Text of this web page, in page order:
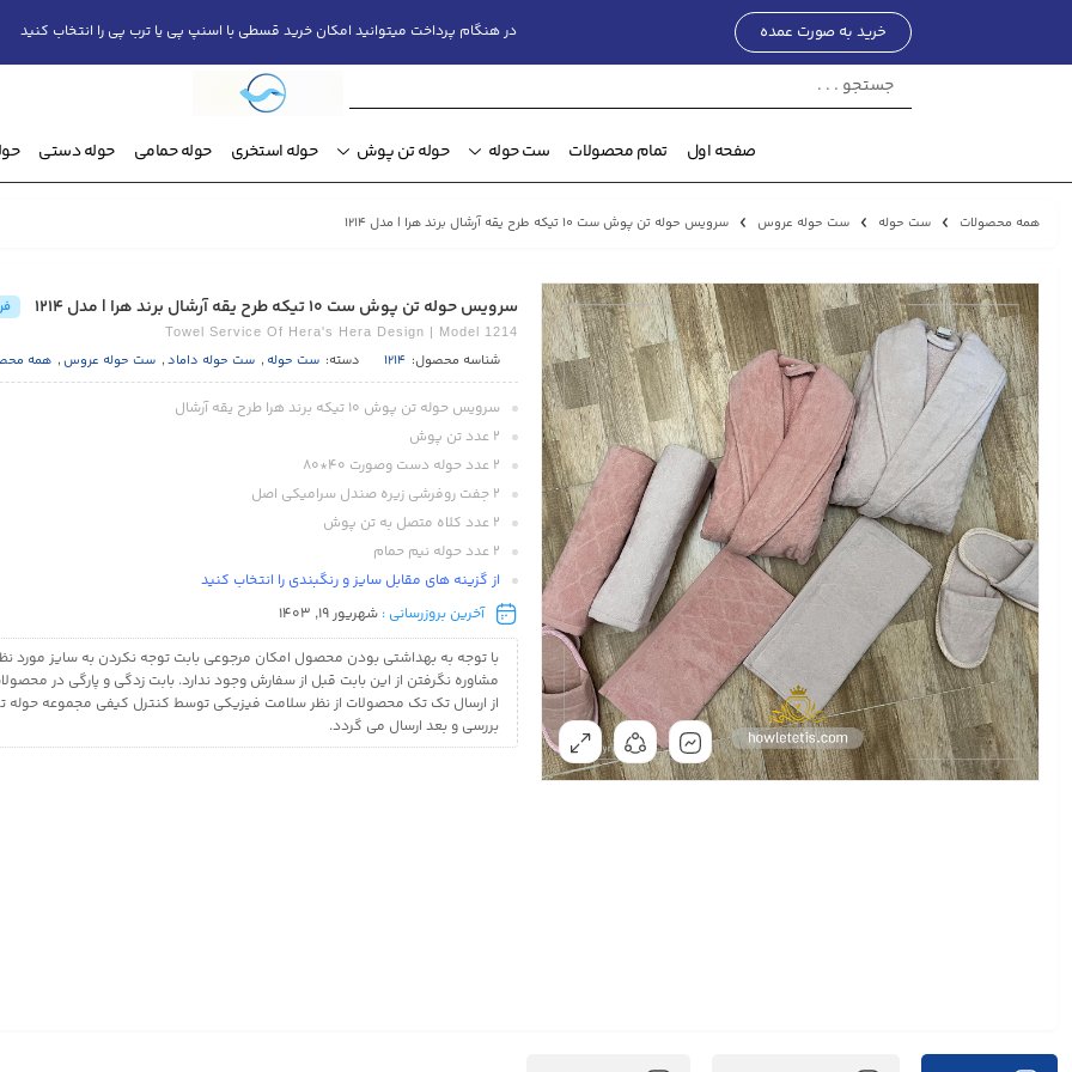
خرید به صورت عمده در هنگام پرداخت میتوانید امکان خرید قسطی با اسنپ پی یا ترب پی را انتخاب کنید
صفحه اول تمام محصولات ست حوله حوله تن پوش حوله استخری حوله حمامی حوله دستی
همه محصولات ست حوله ست حوله عروس سرویس حوله تن پوش ست ۱۰ تیکه طرح یقه آرشال برند هرا | مدل 1214
سرویس حوله تن پوش ست ۱۰ تیکه طرح یقه آرشال برند هرا | مدل 1214
Towel Service Of Hera's Hera Design | Model 1214
شناسه محصول: 1214 دسته: ست حوله , ست حوله داماد, ست حوله عروس, همه
سرویس حوله تن پوش ۱۰ تیکه برند هرا طرح یقه آرشال
۲ عدد تن پوش
۲ عدد حوله دست وصورت ۴۰*۸۰
۲ جفت روفرشی زیره صندل سرامیکی اصل
۲ عدد کلاه متصل به تن پوش
۲ عدد حوله نیم حمام
از گزینه های مقابل سایز و رنگبندی را انتخاب کنید
آخرین بروزرسانی :شهریور 19, 1403
با توجه به بهداشتی بودن محصول امکان مرجوعی بابت توجه نکردن به سایز مورد
مشاوره نگرفتن از این بابت قبل از سفارش وجود ندارد. بابت زدگی و پارگی در
از ارسال تک تک محصولات از نظر سلامت فیزیکی توسط کنترل کیفی مجموعه حوله
بررسی و بعد ارسال می گردد.